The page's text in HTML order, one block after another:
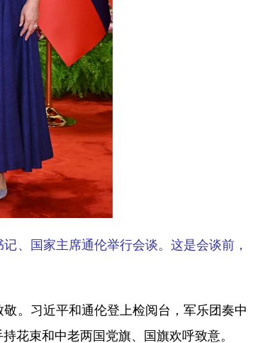
、国家主席通伦举行会谈。这是会谈前，
。习近平和通伦登上检阅台，军乐团奏中
花束和中老两国党旗、国旗欢呼致意。